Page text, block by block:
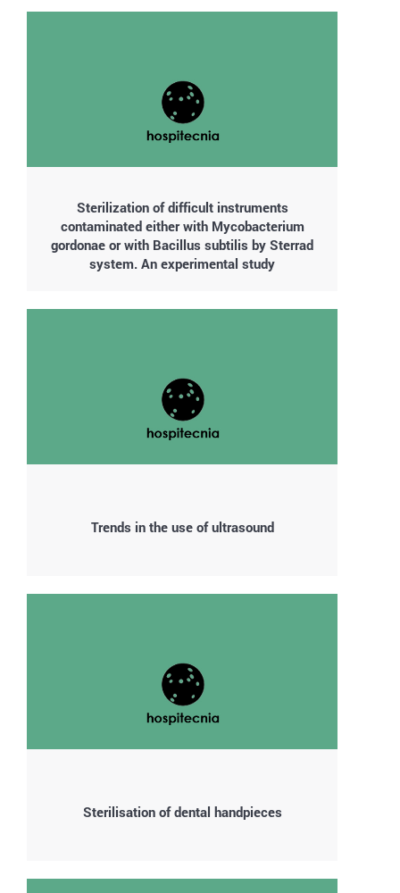
Sterilization of difficult instruments
contaminated either with Mycobacterium
gordonae or with Bacillus subtilis by Sterrad
system. An experimental study
Trends in the use of ultrasound
Sterilisation of dental handpieces